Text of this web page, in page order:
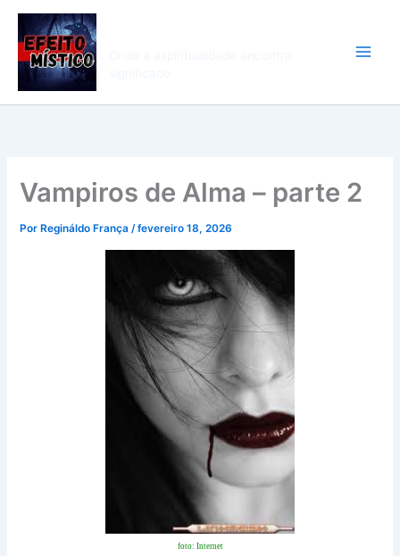
para
conteúdo
Vampiros de Alma – parte 2
Por Regináldo França/fevereiro 18, 2026
foto: Internet